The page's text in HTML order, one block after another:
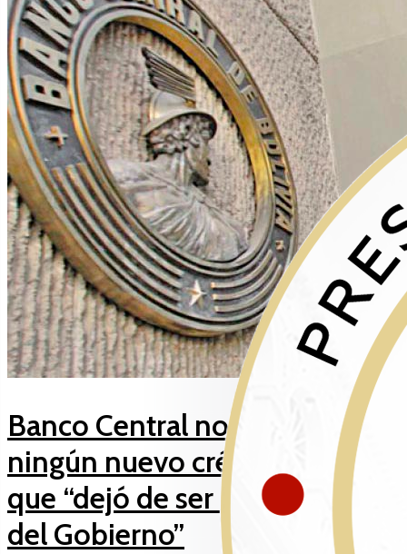
Banco Central no otorgó
ningún nuevo crédito y afirma
que “dejó de ser la caja chica
del Gobierno”